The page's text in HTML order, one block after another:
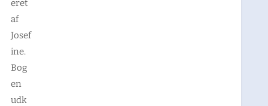
eret
af
Josef
ine.
Bog
en
udk